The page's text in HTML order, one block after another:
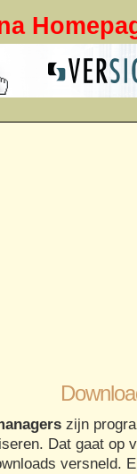
zijn
Dat gaat op
versneld.